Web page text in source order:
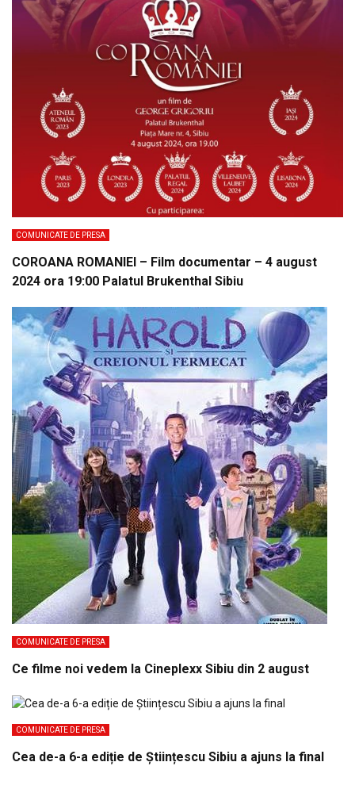
COMUNICATE DE PRESA
COROANA ROMANIEI – Film documentar – 4 august
2024 ora 19:00 Palatul Brukenthal Sibiu
COMUNICATE DE PRESA
Ce filme noi vedem la Cineplexx Sibiu din 2 august
COMUNICATE DE PRESA
Cea de-a 6-a ediție de Științescu Sibiu a ajuns la final